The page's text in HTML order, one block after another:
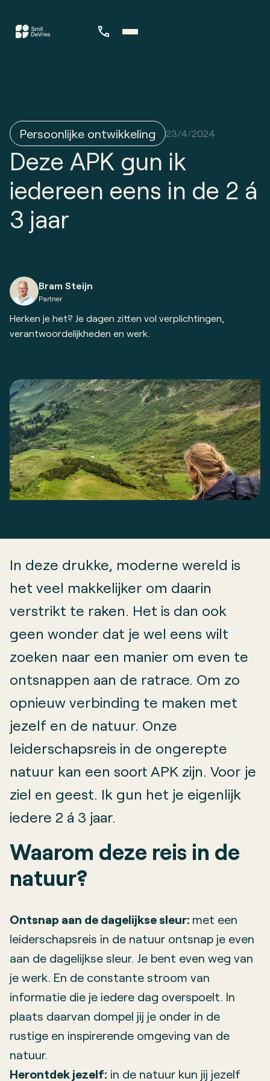
Persoonlijke ontwikkeling 23/4/2024
Deze APK gun ik
iedereen eens in de 2 á
3 jaar
Bram Steijn
Partner
Herken je het? Je dagen zitten vol verplichtingen,
verantwoordelijkheden en werk.
In deze drukke, moderne wereld is
het veel makkelijker om daarin
verstrikt te raken. Het is dan ook
geen wonder dat je wel eens wilt
zoeken naar een manier om even te
ontsnappen aan de ratrace. Om zo
opnieuw verbinding te maken met
jezelf en de natuur. Onze
leiderschapsreis in de ongerepte
natuur kan een soort APK zijn. Voor je
ziel en geest. Ik gun het je eigenlijk
iedere 2 á 3 jaar.
Waarom deze reis in de
natuur?
Ontsnap aan de dagelijkse sleur: met een
leiderschapsreis in de natuur ontsnap je even
aan de dagelijkse sleur. Je bent even weg van
je werk. En de constante stroom van
informatie die je iedere dag overspoelt. In
plaats daarvan dompel jij je onder in de
rustige en inspirerende omgeving van de
natuur.
Herontdek jezelf: in de natuur kun jij jezelf